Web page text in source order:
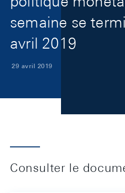
semaine se
avril 2019
29 avril 2019
Consulter le